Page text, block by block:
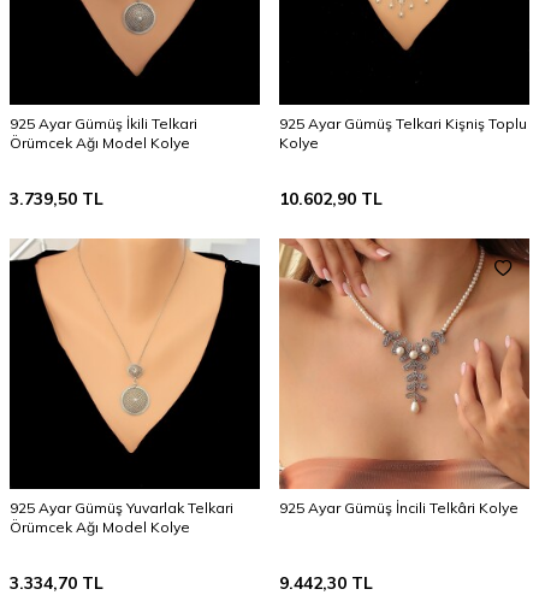
925 Ayar Gümüş İkili Telkari
Örümcek Ağı Model Kolye
3.739,50 TL
925 Ayar Gümüş Telkari Kişniş Toplu
Kolye
10.602,90 TL
925 Ayar Gümüş Yuvarlak Telkari
Örümcek Ağı Model Kolye
3.334,70 TL
925 Ayar Gümüş İncili Telkâri Kolye
9.442,30 TL